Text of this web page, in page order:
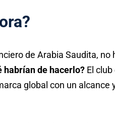
de Arabia Saudita, no
habrían de hacerlo? El
global con un alcance